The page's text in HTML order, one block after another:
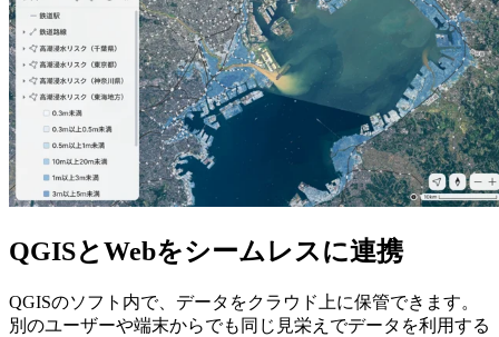
QGISとWebを​シームレスに連携
QGISのソフト内で、​データをクラウド上に保管できます。​
別のユーザーや端末からでも同じ見栄えでデータを利用する